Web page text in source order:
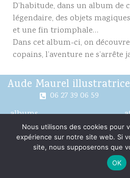
D’habitude, dans un album de
légendaire, des objets
et une fin triomphale…
Dans cet album-ci, on découvre
copains, l’aventure ne s’arrête
Aude Maurel illustratrice
06 27 39 06 59
albums
illustrations
me suivre…
Tous droits réservés
Nous utilisons des cookies pour
expérience sur notre site web. Si
site, nous supposerons que
OK